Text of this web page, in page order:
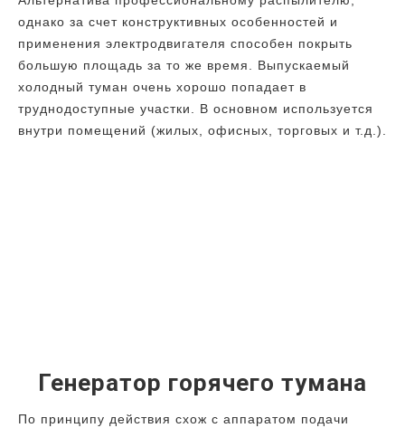
однако за счет конструктивных особенностей и
применения электродвигателя способен покрыть
большую площадь за то же время. Выпускаемый
холодный туман очень хорошо попадает в
труднодоступные участки. В основном используется
внутри помещений (жилых, офисных, торговых и т.д.).
Генератор горячего тумана
По принципу действия схож с аппаратом подачи